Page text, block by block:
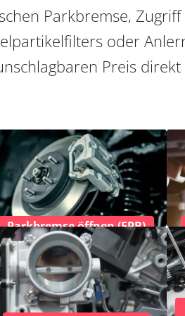
Parkbremse,
oder
Preis
Parkbremse öffnen (EPB)